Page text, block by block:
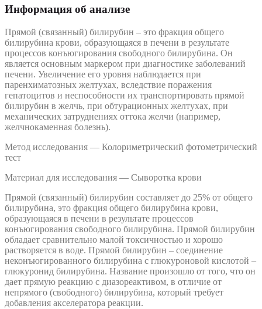
Информация об анализе
Прямой (связанный) билирубин – это фракция общего
билирубина крови, образующаяся в печени в результате
процессов конъюгирования свободного билирубина. Он
является основным маркером при диагностике заболеваний
печени. Увеличение его уровня наблюдается при
паренхиматозных желтухах, вследствие поражения
гепатоцитов и неспособности их транспортировать прямой
билирубин в желчь, при обтурационных желтухах, при
механических затруднениях оттока желчи (например,
желчнокаменная болезнь).
Метод исследования — Колориметрический фотометрический
тест
Материал для исследования — Сыворотка крови
Прямой (связанный) билирубин составляет до 25% от общего
билирубина, это фракция общего билирубина крови,
образующаяся в печени в результате процессов
конъюгирования свободного билирубина. Прямой билирубин
обладает сравнительно малой токсичностью и хорошо
растворяется в воде. Прямой билирубин – соединение
неконъюгированного билирубина с глюкуроновой кислотой –
глюкуронид билирубина. Название произошло от того, что он
дает прямую реакцию с диазореактивом, в отличие от
непрямого (свободного) билирубина, который требует
добавления акселератора реакции.